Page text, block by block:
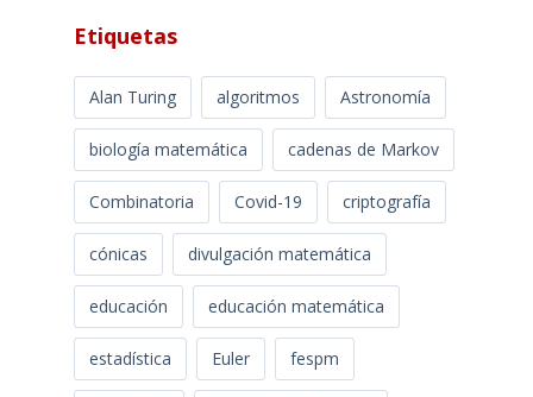
Etiquetas
Alan Turing algoritmos Astronomía
biología matemática cadenas de Markov
Combinatoria Covid-19 criptografía
cónicas divulgación matemática
educación educación matemática
estadística Euler fespm